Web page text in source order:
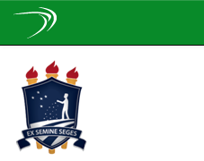
navigation